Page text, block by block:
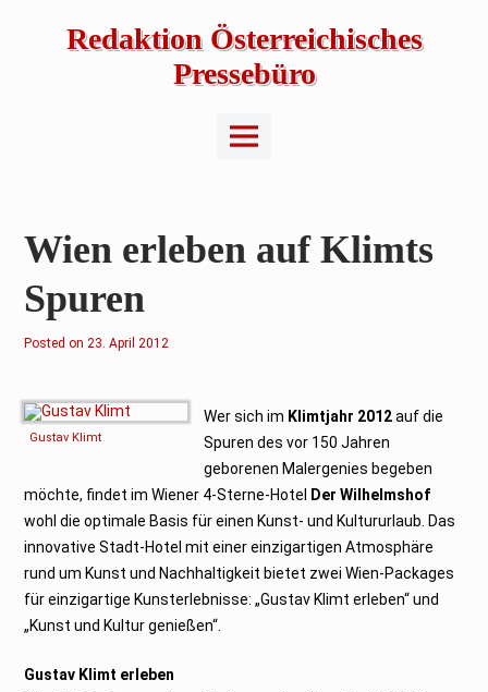
Redaktion Österreichisches
Pressebüro
Main
Menu
Wien erleben auf Klimts
Spuren
Posted on2
p
r
i
l
1
2
23. April 2012
Gustav Klimt
Wer sich im Klimtjahr 2012auf die
Spuren des vor 150 Jahren
geborenen Malergenies begeben
möchte, findet im Wiener 4-Sterne-Hotel
Der Wilhelmshof
wohl die optimale Basis für einen Kunst- und Kultururlaub. Das
innovative Stadt-Hotel mit einer einzigartigen Atmosphäre
rund um Kunst und Nachhaltigkeit bietet zwei Wien-Packages
für einzigartige Kunsterlebnisse: „Gustav Klimt erleben“ und
„Kunst und Kultur genießen“.
Gustav Klimt erleben